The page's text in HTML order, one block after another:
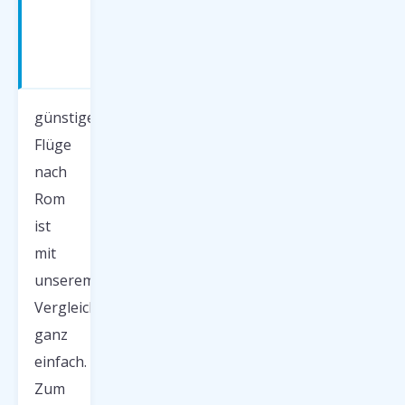
günstige
Flüge
nach
Rom
ist
mit
unserem
Vergleich
ganz
einfach.
Zum